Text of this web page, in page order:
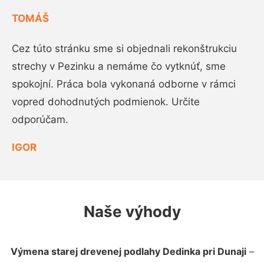
TOMÁŠ
Cez túto stránku sme si objednali rekonštrukciu
strechy v Pezinku a nemáme čo vytknúť, sme
spokojní. Práca bola vykonaná odborne v rámci
vopred dohodnutých podmienok. Určite
odporúčam.
IGOR
Naše výhody
Výmena starej drevenej podlahy Dedinka pri Dunaji–